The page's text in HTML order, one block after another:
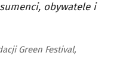
obywatele i
Green Festival,